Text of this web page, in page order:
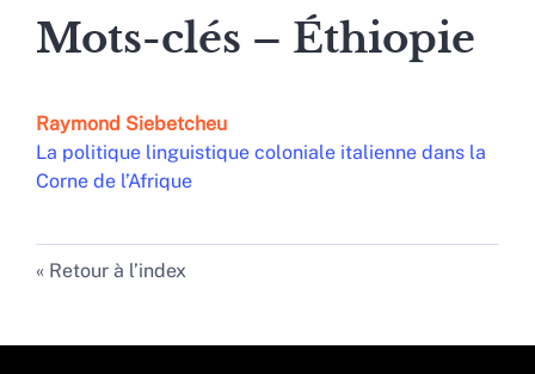
Mots-clés – Éthiopie
Raymond Siebetcheu
La politique linguistique coloniale italienne dans la
Corne de l’Afrique
Retour à l’index